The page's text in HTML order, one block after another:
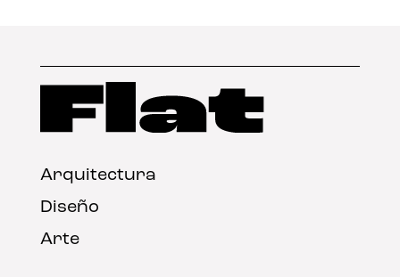
Arquitectura
Diseño
Arte